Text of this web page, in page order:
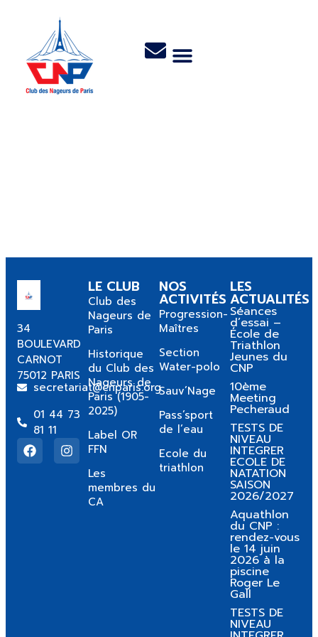
34
BOULEVARD
CARNOT
75012 PARIS
secretariat@cnparis.org
01 44 73
81 11
LE CLUB
Club des
Nageurs de
Paris
Historique
du Club des
Nageurs de
Paris (1905-
2025)
Label OR
FFN
Les
membres du
CA
NOS
ACTIVITÉS
Progression-
Maîtres
Section
Water-polo
Sauv’Nage
Pass’sport
de l’eau
Ecole du
triathlon
LES
ACTUALITÉS
Séances
d’essai –
École de
Triathlon
Jeunes du
CNP
10ème
Meeting
Pecheraud
TESTS DE
NIVEAU
INTEGRER
ECOLE DE
NATATION
SAISON
2026/2027
Aquathlon
du CNP :
rendez-vous
le 14 juin
2026 à la
piscine
Roger Le
Gall
TESTS DE
NIVEAU